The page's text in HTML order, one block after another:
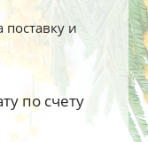
и
по счету